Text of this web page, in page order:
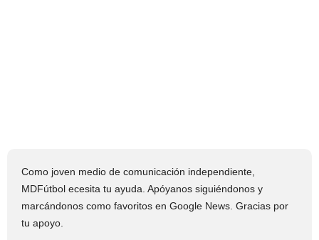
Como joven medio de comunicación independiente,
MDFútbol ecesita tu ayuda. Apóyanos siguiéndonos y
marcándonos como favoritos en Google News. Gracias por
tu apoyo.